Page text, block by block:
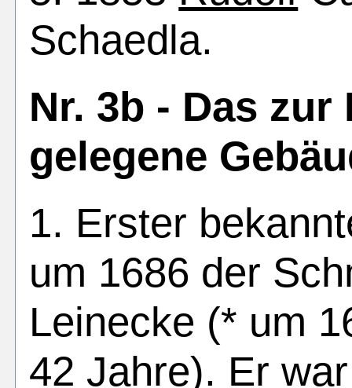
Schaedla.
Nr. 3b - Das zur
gelegene
1. Erster
um 1686 der
Leinecke (* um
42 Jahre). Er